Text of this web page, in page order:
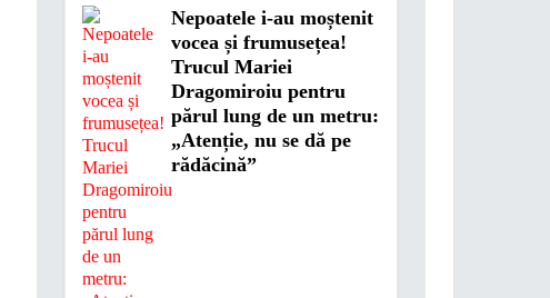
Nepoatele i-au moștenit
vocea și frumusețea!
Trucul Mariei
Dragomiroiu pentru
părul lung de un metru:
„Atenție, nu se dă pe
rădăcină”